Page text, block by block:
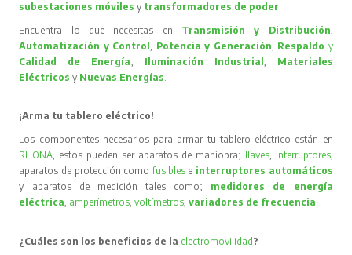
subestaciones móvilesy transformadores de poder.
Encuentra lo que necesitas en Transmisión y Distribución,
Automatización y Control, Potencia y Generación, Respaldo y
Calidad de Energía, Iluminación Industrial , Materiales
Eléctricos y Nuevas Energías.
¡Arma tu tablero eléctrico!
Los componentes necesarios para armar tu tablero eléctrico están en
RHONA, estos pueden ser aparatos de maniobra; llaves, interruptores,
aparatos de protección comofusibles e interruptores automáticos
y aparatos de medición tales como; medidores de energía
eléctrica, amperímetros,voltímetros,variadores de frecuencia.
¿Cuáles son los beneficios de la electromovilidad ?